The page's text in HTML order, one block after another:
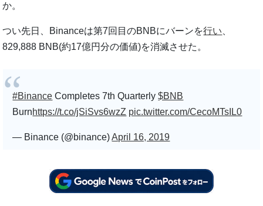
か。
つい先日、Binanceは第7回目のBNBにバーンを行い
829,888 BNB(約17億円分の価値)を消滅させた。
#Binance Completes 7th Quarterly$BNB
Burnhttps://t.co/jSiSvs6wzZ pic.twitter.com/CecoMTsIL0
— Binance (@binance)April 16, 2019